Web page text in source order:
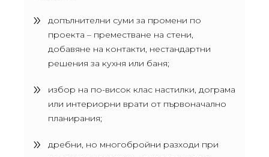
допълнителни суми за промени по
проекта – преместване на стени,
добавяне на контакти, нестандартни
решения за кухня или баня;
избор на по-висок клас настилки, дограма
или интериорни врати от първоначално
планирания;
дребни, но многобройни разходи при